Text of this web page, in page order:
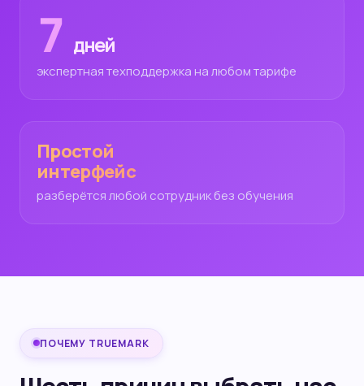
7 дней
экспертная техподдержка на любом тарифе
Простой
интерфейс
разберётся любой сотрудник без обучения
ПОЧЕМУ TRUEMARK